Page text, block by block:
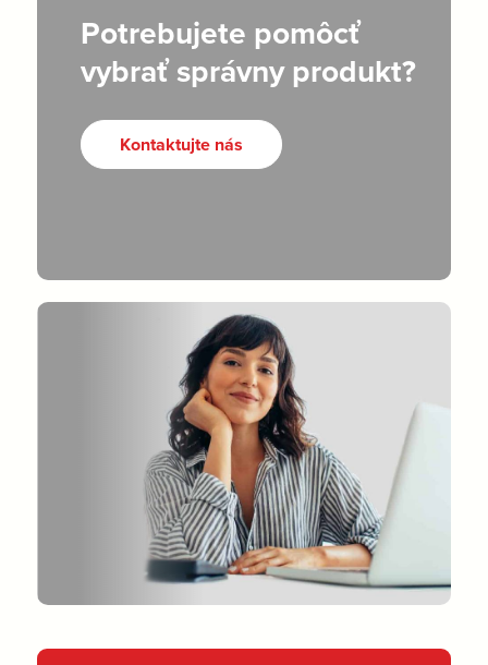
Potrebujete pomôcť
vybrať správny produkt?
Kontaktujte nás